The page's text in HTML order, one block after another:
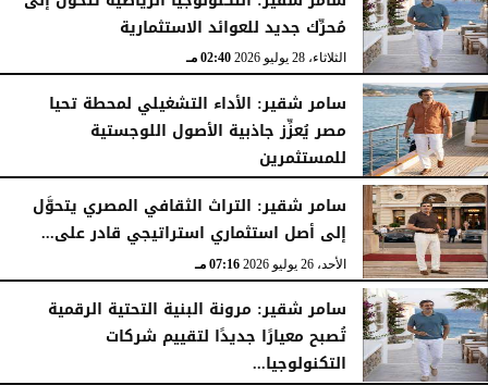
مُحرِّك جديد للعوائد الاستثمارية
الثلاثاء، 28 يوليو 2026 02:40 مـ
سامر شقير: الأداء التشغيلي لمحطة تحيا
مصر يُعزِّز جاذبية الأصول اللوجستية
للمستثمرين
الأحد، 26 يوليو 2026 07:27 مـ
سامر شقير: التراث الثقافي المصري يتحوَّل
إلى أصل استثماري استراتيجي قادر على...
الأحد، 26 يوليو 2026 07:16 مـ
سامر شقير: مرونة البنية التحتية الرقمية
تُصبح معيارًا جديدًا لتقييم شركات
التكنولوجيا...